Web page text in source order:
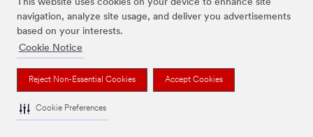
This website uses cookies on your device to enhance site
navigation, analyze site usage, and deliver you advertisements
based on your interests.
Cookie Notice
Reject Non-Essential Cookies Accept Cookies
Cookie Preferences